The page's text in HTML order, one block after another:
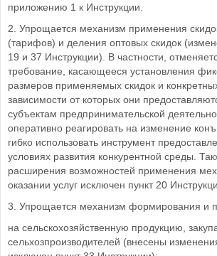
приложению 1 к Инструкции.
2. Упрощается механизм применения
(тарифов) и деления оптовых скидок
19 и 37 Инструкции). В частности,
требование, касающееся установления
размеров применяемых скидок и
зависимости от которых они
субъектам предпринимательской
оперативно реагировать на изменение
гибко использовать инструмент
условиях развития конкурентной среды.
расширения возможностей применения
оказании услуг исключен пункт 20
3. Упрощается механизм формирования и
на сельскохозяйственную продукцию,
сельхозпроизводителей (внесены